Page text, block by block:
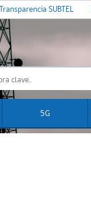
Transparencia SUBTEL
5G